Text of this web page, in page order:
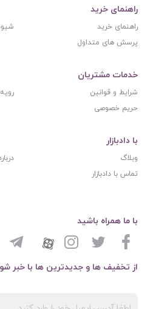
راهنمای خرید
راهنمای خرید
پرسش های متداول
خدمات مشتریان
شرایط و قوانین
حریم خصوصی
با دادبازار
وبلاگ
تماس با دادبازار
از تخفیف ها و جدیدترین ها با خبر
با ما همراه باشید